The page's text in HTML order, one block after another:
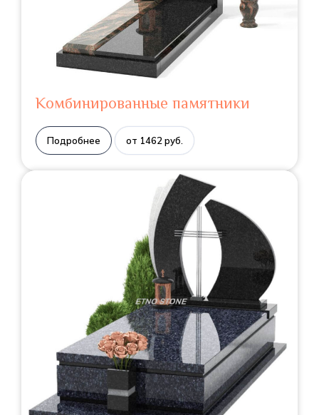
Комбинированные памятники
Подробнее от 1462 руб.